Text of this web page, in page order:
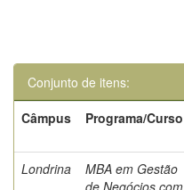
Conjunto de itens:
Câmpus
Programa/Curso
Londrina
MBA em Gestão
de Negócios com